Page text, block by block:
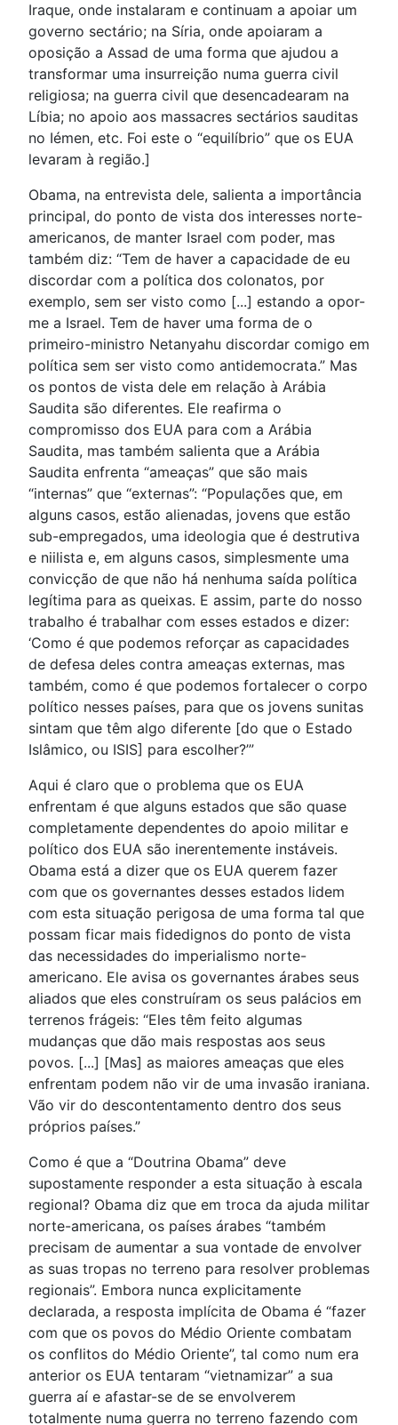
Iraque, onde instalaram e continuam a apoiar um
governo sectário; na Síria, onde apoiaram a
oposição a Assad de uma forma que ajudou a
transformar uma insurreição numa guerra civil
religiosa; na guerra civil que desencadearam na
Líbia; no apoio aos massacres sectários sauditas
no Iémen, etc. Foi este o “equilíbrio” que os EUA
levaram à região.]
Obama, na entrevista dele, salienta a importância
principal, do ponto de vista dos interesses norte-
americanos, de manter Israel com poder, mas
também diz: “Tem de haver a capacidade de eu
discordar com a política dos colonatos, por
exemplo, sem ser visto como [...] estando a opor-
me a Israel. Tem de haver uma forma de o
primeiro-ministro Netanyahu discordar comigo em
política sem ser visto como antidemocrata.” Mas
os pontos de vista dele em relação à Arábia
Saudita são diferentes. Ele reafirma o
compromisso dos EUA para com a Arábia
Saudita, mas também salienta que a Arábia
Saudita enfrenta “ameaças” que são mais
“internas” que “externas”: “Populações que, em
alguns casos, estão alienadas, jovens que estão
sub-empregados, uma ideologia que é destrutiva
e niilista e, em alguns casos, simplesmente uma
convicção de que não há nenhuma saída política
legítima para as queixas. E assim, parte do nosso
trabalho é trabalhar com esses estados e dizer:
‘Como é que podemos reforçar as capacidades
de defesa deles contra ameaças externas, mas
também, como é que podemos fortalecer o corpo
político nesses países, para que os jovens sunitas
sintam que têm algo diferente [do que o Estado
Islâmico, ou ISIS] para escolher?’”
Aqui é claro que o problema que os EUA
enfrentam é que alguns estados que são quase
completamente dependentes do apoio militar e
político dos EUA são inerentemente instáveis.
Obama está a dizer que os EUA querem fazer
com que os governantes desses estados lidem
com esta situação perigosa de uma forma tal que
possam ficar mais fidedignos do ponto de vista
das necessidades do imperialismo norte-
americano. Ele avisa os governantes árabes seus
aliados que eles construíram os seus palácios em
terrenos frágeis: “Eles têm feito algumas
mudanças que dão mais respostas aos seus
povos. [...] [Mas] as maiores ameaças que eles
enfrentam podem não vir de uma invasão iraniana.
Vão vir do descontentamento dentro dos seus
próprios países.”
Como é que a “Doutrina Obama” deve
supostamente responder a esta situação à escala
regional? Obama diz que em troca da ajuda militar
norte-americana, os países árabes “também
precisam de aumentar a sua vontade de envolver
as suas tropas no terreno para resolver problemas
regionais”. Embora nunca explicitamente
declarada, a resposta implícita de Obama é “fazer
com que os povos do Médio Oriente combatam
os conflitos do Médio Oriente”, tal como num era
anterior os EUA tentaram “vietnamizar” a sua
guerra aí e afastar-se de se envolverem
totalmente numa guerra no terreno fazendo com